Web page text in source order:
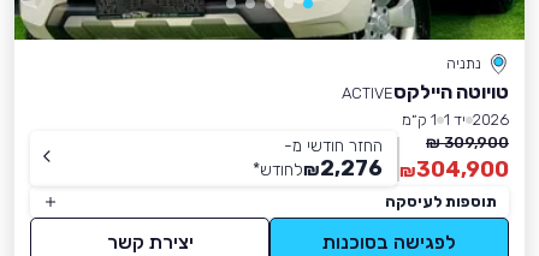
נתניה
טויוטה היילקסACTIVE
2026 יד 1
1 ק״מ
309,900 ₪
304,900
₪
החזר חודשי מ-
2,276
₪לחודש*
תוספות לעיסקה
לפגישה בסוכנות יצירת קשר